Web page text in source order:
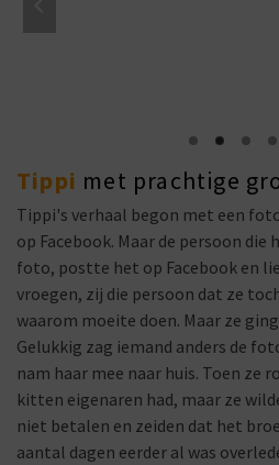
Tippi met prachtige
Tippi's verhaal begon met een
op Facebook. Maar de persoon die
foto, postte het op Facebook en
vroegen, zij die persoon dat ze
waarom moeite doen. Maar ze
Gelukkig zag iemand anders de
nam haar mee naar huis. Toen ze
kitten eigenaren had, maar ze
niet betalen en zeiden dat het
aantal dagen eerder al was